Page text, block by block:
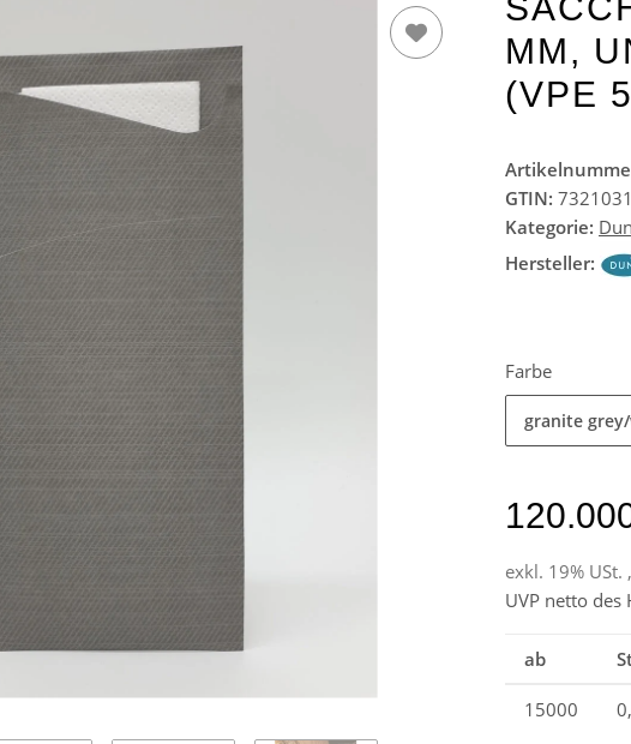
MM,
VPE
GTIN:
Kategorie:
Hersteller:
Farbe
granite
exkl. 19% USt.
UVP netto des
ab
15000